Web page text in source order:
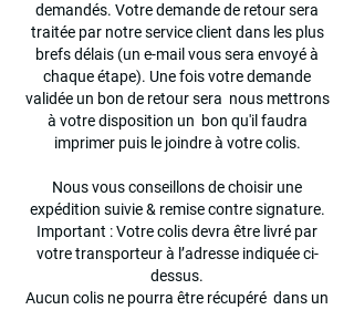
demandés. Votre demande de retour sera
traitée par notre service client dans les plus
brefs délais (un e-mail vous sera envoyé à
chaque étape). Une fois votre demande
validée un bon de retour sera nous mettrons
à votre disposition un bon qu'il faudra
imprimer puis le joindre à votre colis.
Nous vous conseillons de choisir une
expédition suivie & remise contre signature.
Important : Votre colis devra être livré par
votre transporteur à l’adresse indiquée ci-
dessus.
Aucun colis ne pourra être récupéré dans un